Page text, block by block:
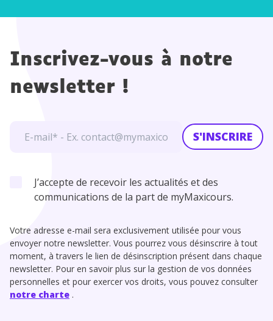
durées
Inscrivez-vous à notre
newsletter !
S'INSCRIRE
J’accepte de recevoir les actualités et des
communications de la part de myMaxicours.
Votre adresse e-mail sera exclusivement utilisée pour vous
envoyer notre newsletter. Vous pourrez vous désinscrire à tout
moment, à travers le lien de désinscription présent dans chaque
newsletter. Pour en savoir plus sur la gestion de vos données
personnelles et pour exercer vos droits, vous pouvez consulter
notre charte .